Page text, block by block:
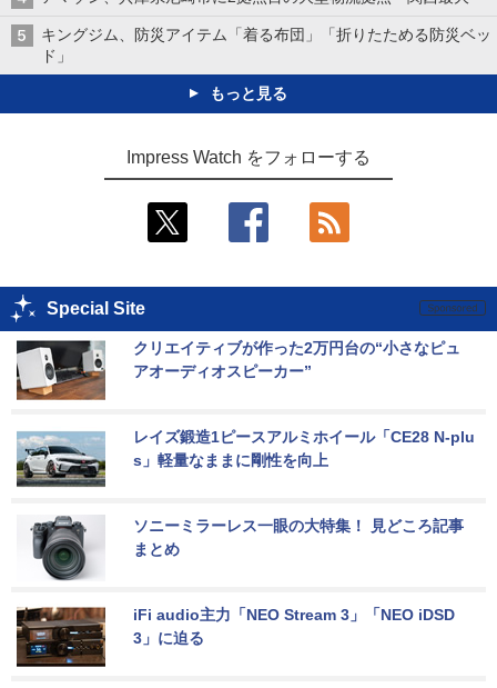
キングジム、防災アイテム「着る布団」「折りたためる防災ベッ
ド」
もっと見る
Impress Watch をフォローする
Special Site
クリエイティブが作った2万円台の“小さなピュ
アオーディオスピーカー”
レイズ鍛造1ピースアルミホイール「CE28 N-plu
s」軽量なままに剛性を向上
ソニーミラーレス一眼の大特集！ 見どころ記事
まとめ
iFi audio主力「NEO Stream 3」「NEO iDSD
3」に迫る